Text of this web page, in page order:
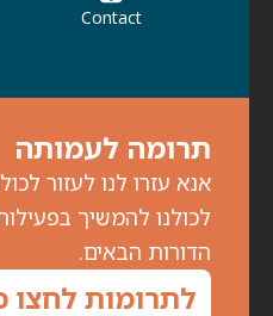
תרומה לעמותה
אנא עזרו לנו לעזור
לכולנו להמשיך
הדורות הבאים.
לתרומות לחצו
Contact